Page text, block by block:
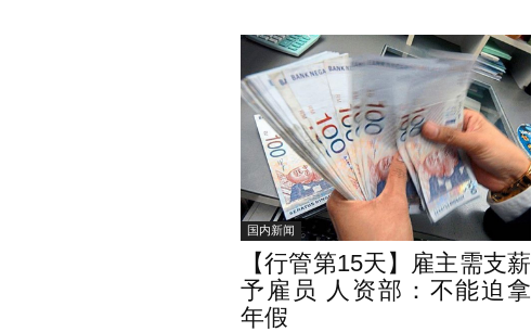
国内新闻
【行管第15天】雇主需支薪
予雇员 人资部：不能迫拿
年假